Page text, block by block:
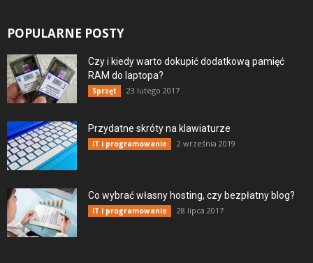
POPULARNE POSTY
Czy i kiedy warto dokupić dodatkową pamięć
RAM do laptopa?
Sprzęt 23 lutego 2017
Przydatne skróty na klawiaturze
IT i programowanie 2 września 2019
Co wybrać własny hosting, czy bezpłatny blog?
IT i programowanie 28 lipca 2017